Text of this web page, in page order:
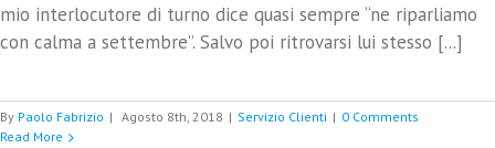
mio interlocutore di turno dice quasi sempre “ne riparliamo
con calma a settembre”. Salvo poi ritrovarsi lui stesso [...]
By Paolo Fabrizio | Agosto 8th, 2018 | Servizio Clienti | 0 Comments
Read More